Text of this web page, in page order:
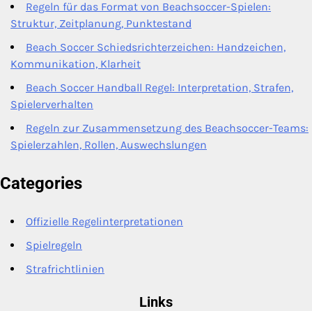
Regeln für das Format von Beachsoccer-Spielen:
Struktur, Zeitplanung, Punktestand
Beach Soccer Schiedsrichterzeichen: Handzeichen,
Kommunikation, Klarheit
Beach Soccer Handball Regel: Interpretation, Strafen,
Spielerverhalten
Regeln zur Zusammensetzung des Beachsoccer-Teams:
Spielerzahlen, Rollen, Auswechslungen
Categories
Offizielle Regelinterpretationen
Spielregeln
Strafrichtlinien
Links